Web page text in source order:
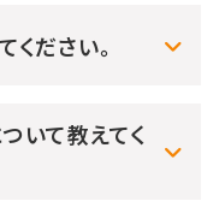
ください。
いて教えてく